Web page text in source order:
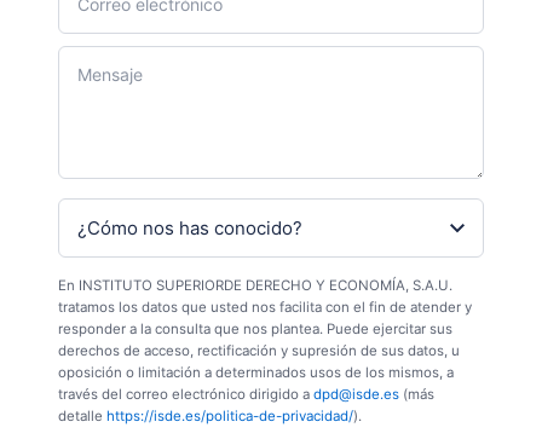
En INSTITUTO SUPERIORDE DERECHO Y ECONOMÍA, S.A.U.
tratamos los datos que usted nos facilita con el fin de atender y
responder a la consulta que nos plantea. Puede ejercitar sus
derechos de acceso, rectificación y supresión de sus datos, u
oposición o limitación a determinados usos de los mismos, a
través del correo electrónico dirigido a dpd@isde.es (más
detalle https://isde.es/politica-de-privacidad/).